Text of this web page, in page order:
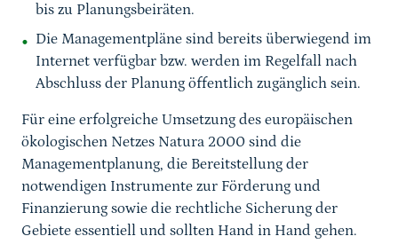
bis zu Planungsbeiräten.
Die Managementpläne sind bereits überwiegend im
Internet verfügbar bzw. werden im Regelfall nach
Abschluss der Planung öffentlich zugänglich sein.
Für eine erfolgreiche Umsetzung des europäischen
ökologischen Netzes Natura 2000 sind die
Managementplanung, die Bereitstellung der
notwendigen Instrumente zur Förderung und
Finanzierung sowie die rechtliche Sicherung der
Gebiete essentiell und sollten Hand in Hand gehen.